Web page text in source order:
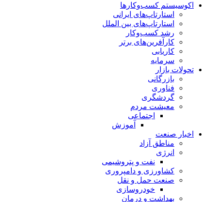
اکوسیستم کسب‌وکارها
استارتاپ‌های ایرانی
استارتاپ‌های بین الملل
رشد کسب‌وکار
کارآفرین‌های برتر
کاریابی
سرمایه
تحولات بازار
بازرگانی
فناوری
گردشگری
معیشت مردم
اجتماعی
آموزش
اخبار صنعت
مناطق آزاد
انرژی
نفت و پتروشیمی
کشاورزی و دامپروری
صنعت حمل و نقل
خودروسازی
بهداشت و درمان